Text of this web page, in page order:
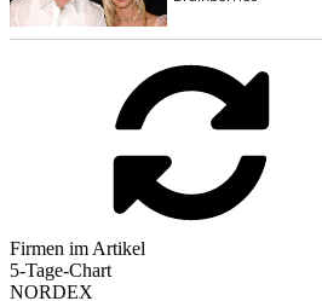
Firmen im Artikel
5-Tage-Chart
NORDEX